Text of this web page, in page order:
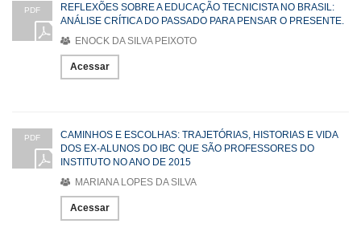
PDF
REFLEXÕES SOBRE A EDUCAÇÃO TECNICISTA NO BRASIL:
ANÁLISE CRÍTICA DO PASSADO PARA PENSAR O PRESENTE.
ENOCK DA SILVA PEIXOTO
Acessar
PDF
CAMINHOS E ESCOLHAS: TRAJETÓRIAS, HISTORIAS E VIDA
DOS EX-ALUNOS DO IBC QUE SÃO PROFESSORES DO
INSTITUTO NO ANO DE 2015
MARIANA LOPES DA SILVA
Acessar